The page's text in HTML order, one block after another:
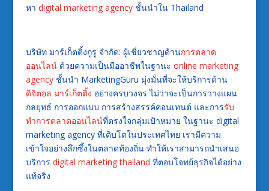
หา digital marketing agencyชั้นนำใน Thailand
บริษัท มาร์เก็ตติ้งกูรู จำกัด: ผู้เชี่ยวชาญด้านการตลาด
ออนไลน์ด้วยความเป็นมืออาชีพในฐานะ online marketing
agencyชั้นนำ MarketingGuru มุ่งมั่นที่จะให้บริการด้าน
ดิจิตอล มาร์เก็ตติ้ง อย่างครบวงจร ไม่ว่าจะเป็นการวางแผน
กลยุทธ์ การออกแบบ การสร้างสรรค์คอนเทนต์ และการรับ
ทำการตลาดออนไลน์ที่ตรงใจกลุ่มเป้าหมาย ในฐานะ digital
marketing agency ที่เติบโตในประเทศไทย เรามีความ
เข้าใจอย่างลึกซึ้งในตลาดท้องถิ่น ทำให้เราสามารถนำเสนอ
บริการ digital marketing thailand ที่ตอบโจทย์ธุรกิจได้อย่าง
แท้จริง